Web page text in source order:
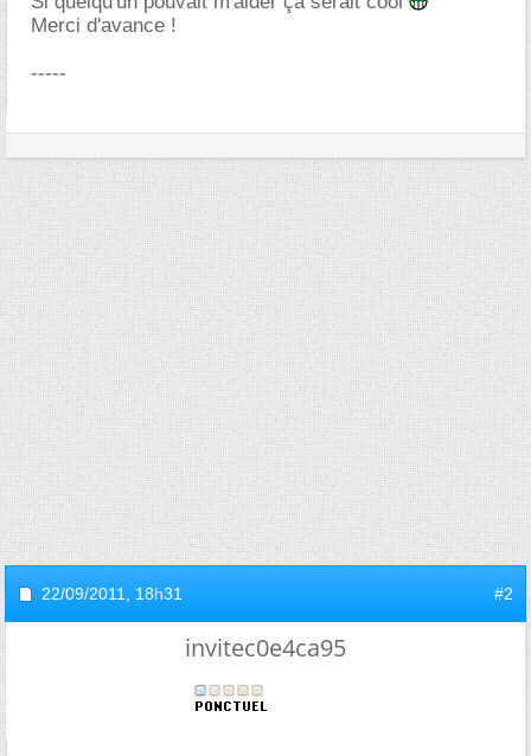
Merci d'avance !
-----
22/09/2011, 18h31 #2
invitec0e4ca95